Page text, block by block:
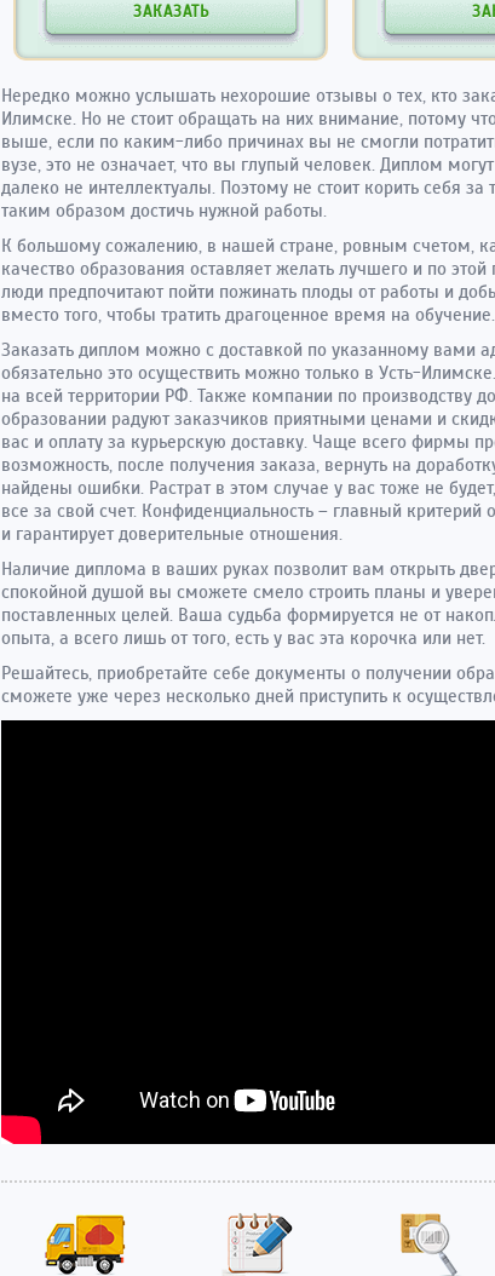
ЗАКАЗАТЬ
Нередко можно услышать нехорошие отзывы о тех, кто
Илимске. Но не стоит обращать на них внимание, потому
выше, если по каким-либо причинах вы не смогли
вузе, это не означает, что вы глупый человек. Диплом могут
далеко не интеллектуалы. Поэтому не стоит корить себя
таким образом достичь нужной работы.
К большому сожалению, в нашей стране, ровным счетом,
качество образования оставляет желать лучшего и по
люди предпочитают пойти пожинать плоды от работы и
вместо того, чтобы тратить драгоценное время на обучение.
Заказать диплом можно с доставкой по указанному вами
обязательно это осуществить можно только в Усть-
на всей территории РФ. Также компании по производству
образовании радуют заказчиков приятными ценами и
вас и оплату за курьерскую доставку. Чаще всего фирмы
возможность, после получения заказа, вернуть на
найдены ошибки. Растрат в этом случае у вас тоже не
все за свой счет. Конфиденциальность – главный критерий
и гарантирует доверительные отношения.
Наличие диплома в ваших руках позволит вам открыть
спокойной душой вы сможете смело строить планы и
поставленных целей. Ваша судьба формируется не от
опыта, а всего лишь от того, есть у вас эта корочка или нет.
Решайтесь, приобретайте себе документы о получении
сможете уже через несколько дней приступить к